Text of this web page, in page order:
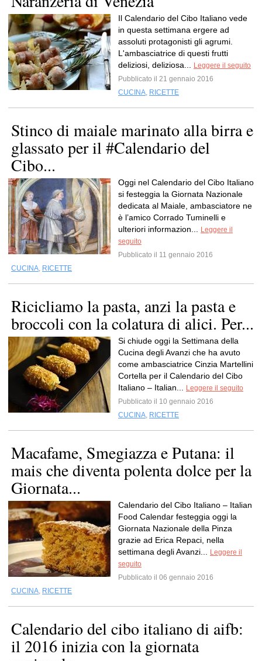
Il Calendario del Cibo Italiano vede
in questa settimana ergere ad
assoluti protagonisti gli agrumi.
L'ambasciatrice di questi frutti
deliziosi, deliziosa...
Leggere il seguito
Pubblicato il 21 gennaio 2016
CUCINA, RICETTE
Stinco di maiale marinato alla birra e
glassato per il #Calendario del
Cibo...
Oggi nel Calendario del Cibo Italiano
si festeggia la Giornata Nazionale
dedicata al Maiale, ambasciatore ne
è l’amico Corrado Tuminelli e
ulteriori informazion...
Leggere il
seguito
Pubblicato il 11 gennaio 2016
CUCINA, RICETTE
Ricicliamo la pasta, anzi la pasta e
broccoli con la colatura di alici. Per...
Si chiude oggi la Settimana della
Cucina degli Avanzi che ha avuto
come ambasciatrice Cinzia Martellini
Cortella per il Calendario del Cibo
Italiano – Italian...
Leggere il seguito
Pubblicato il 10 gennaio 2016
CUCINA, RICETTE
Macafame, Smegiazza e Putana: il
mais che diventa polenta dolce per la
Giornata...
Calendario del Cibo Italiano – Italian
Food Calendar festeggia oggi la
Giornata Nazionale della Pinza
grazie ad Erica Repaci, nella
settimana degli Avanzi...
Leggere il
seguito
Pubblicato il 06 gennaio 2016
CUCINA, RICETTE
Calendario del cibo italiano di aifb:
il 2016 inizia con la giornata